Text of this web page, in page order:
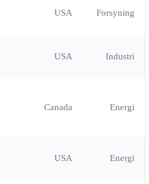
USA Forsyning
USA Industri
Canada Energi
USA Energi